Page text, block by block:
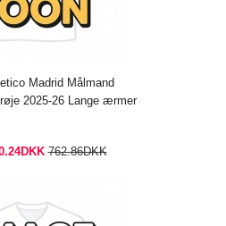
Madrid Målmand
2025-26 Lange ærmer
762.86DKK